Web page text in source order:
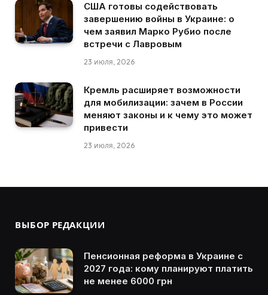
США готовы содействовать
завершению войны в Украине: о
чем заявил Марко Рубио после
встречи с Лавровым
23 июля, 2026
Кремль расширяет возможности
для мобилизации: зачем в России
меняют законы и к чему это может
привести
23 июля, 2026
ВЫБОР РЕДАКЦИИ
Пенсионная реформа в Украине с
2027 года: кому планируют платить
не менее 6000 грн